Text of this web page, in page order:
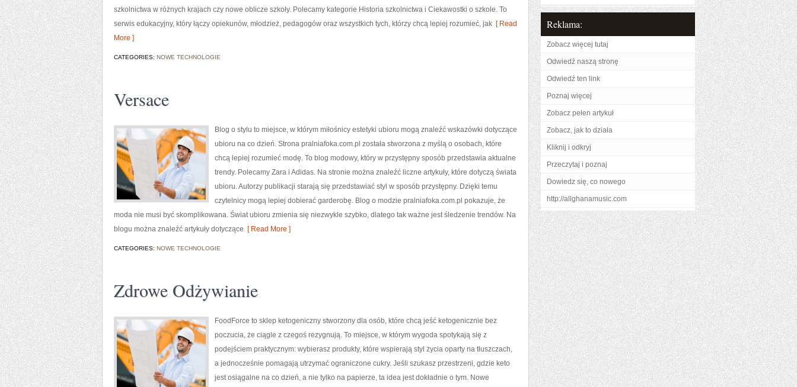
szkolnictwa w różnych krajach czy nowe oblicze szkoły. Polecamy kategorie Historia szkolnictwa i Ciekawostki o szkole. To
serwis edukacyjny, który łączy opiekunów, młodzież, pedagogów oraz wszystkich tych, którzy chcą lepiej rozumieć, jak [ Read
More ]
CATEGORIES: NOWE TECHNOLOGIE
Versace
Blog o stylu to miejsce, w którym miłośnicy estetyki ubioru mogą znaleźć wskazówki dotyczące
ubioru na co dzień. Strona pralniafoka.com.pl została stworzona z myślą o osobach, które
chcą lepiej rozumieć modę. To blog modowy, który w przystępny sposób przedstawia aktualne
trendy. Polecamy Zara i Adidas. Na stronie można znaleźć liczne artykuły, które dotyczą świata
ubioru. Autorzy publikacji starają się przedstawiać styl w sposób przystępny. Dzięki temu
czytelnicy mogą lepiej dobierać garderobę. Blog o modzie pralniafoka.com.pl pokazuje, że
moda nie musi być skomplikowana. Świat ubioru zmienia się niezwykle szybko, dlatego tak ważne jest śledzenie trendów. Na
blogu można znaleźć artykuły dotyczące [ Read More ]
CATEGORIES: NOWE TECHNOLOGIE
Zdrowe Odżywianie
FoodForce to sklep ketogeniczny stworzony dla osób, które chcą jeść ketogenicznie bez
poczucia, że ciągle z czegoś rezygnują. To miejsce, w którym wygoda spotykają się z
podejściem praktycznym: wybierasz produkty, które wspierają styl życia oparty na tłuszczach,
a jednocześnie pomagają utrzymać ograniczone cukry. Jeśli szukasz przestrzeni, gdzie keto
jest osiągalne na co dzień, a nie tylko na papierze, ta idea jest dokładnie o tym. Nowe
Reklama:
Zobacz więcej tutaj
Odwiedź naszą stronę
Odwiedź ten link
Poznaj więcej
Zobacz pełen artykuł
Zobacz, jak to działa
Kliknij i odkryj
Przeczytaj i poznaj
Dowiedz się, co nowego
http://allghanamusic.com